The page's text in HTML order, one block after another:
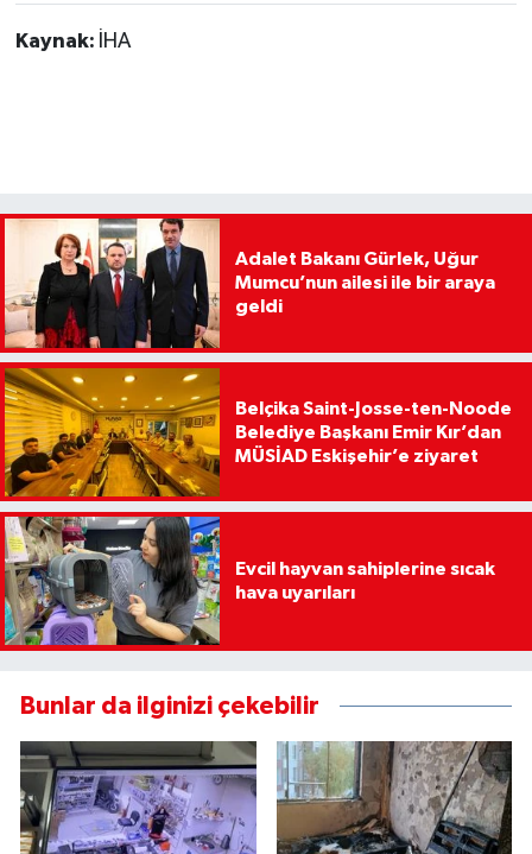
Kaynak: İHA
Adalet Bakanı Gürlek, Uğur
Mumcu’nun ailesi ile bir araya
geldi
Belçika Saint-Josse-ten-Noode
Belediye Başkanı Emir Kır’dan
MÜSİAD Eskişehir’e ziyaret
Evcil hayvan sahiplerine sıcak
hava uyarıları
Bunlar da ilginizi çekebilir